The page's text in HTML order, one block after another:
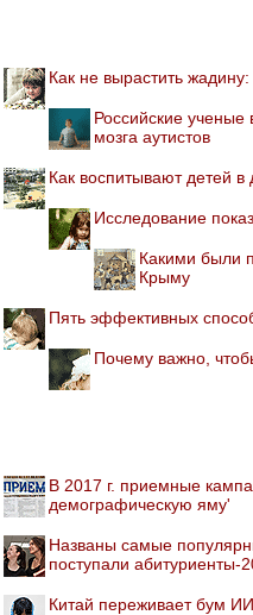
Как не вырастить
Российские ученые
мозга аутистов
Как воспитывают детей в
Исследование
Какими были
Крыму
Пять эффективных
Почему важно,
В 2017 г. приемные
демографическую яму'
Названы самые
поступали абитуриенты-
Китай переживает бум